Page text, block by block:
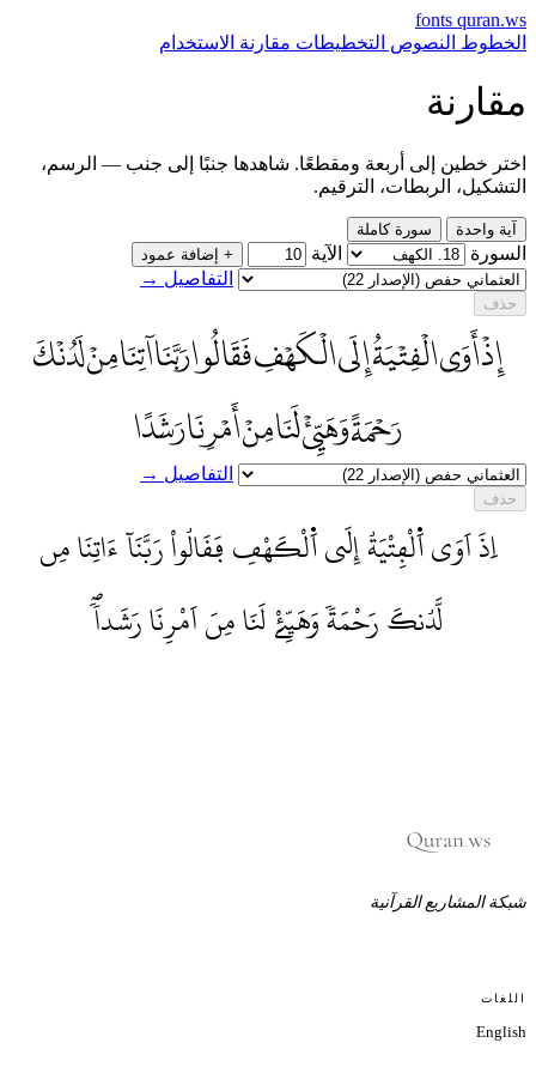
fonts quran.ws
الخطوط النصوص التخطيطات مقارنة الاستخدام
مقارنة
اختر خطين إلى أربعة ومقطعًا. شاهدها جنبًا إلى جنب — الرسم،
التشكيل، الربطات، الترقيم.
آية واحدة سورة كاملة
السورة الآية + إضافة عمود
التفاصيل →
حذف
إِذْ أَوَى الْفِتْيَةُ إِلَى الْكَهْفِ فَقَالُوا رَبَّنَا آتِنَا مِنْ لَدُنْكَ
رَحْمَةً وَهَيِّئْ لَنَا مِنْ أَمْرِنَا رَشَدًا
التفاصيل →
حذف
اِذَ اَوَى اَ۬لْفِتْيَةُ إِلَى اَ۬لْكَهْفِ فَقَالُواْ رَبَّنَآ ءَاتِنَا مِن
لَّدُنكَ رَحْمَةٗ وَهَيِّۓْ لَنَا مِنَ اَمْرِنَا رَشَداٗۖ
شبكة المشاريع القرآنية
اللغات
English